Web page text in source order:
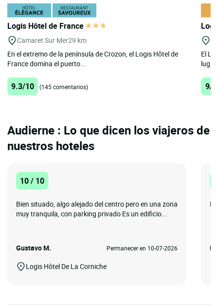
Logis Hôtel de France
Camaret Sur Mer29 km
En el extremo de la península de Crozon, el Logis Hôtel de
France domina el puerto...
9.3/10 (145 comentarios)
El
9/
Audierne : Lo que dicen los viajeros de
nuestros hoteles
10 / 10
Bien situado, algo alejado del centro pero en una zona
muy tranquila, con parking privado Es un edificio...
Gustavo M. Permanecer en 10-07-2026
Logis Hôtel De La Corniche